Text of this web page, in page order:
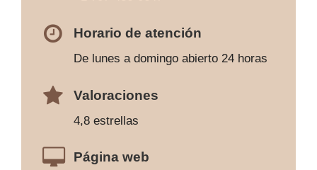
Horario de atención
De lunes a domingo abierto 24 horas
Valoraciones
4,8 estrellas
Página web